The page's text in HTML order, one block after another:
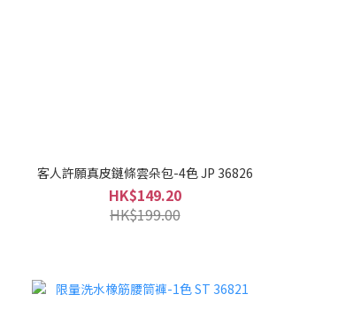
客人許願真皮鏈條雲朵包-4色 JP 36826
HK$149.20
HK$199.00